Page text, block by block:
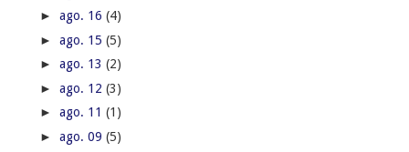
► ago. 16 (4)
► ago. 15 (5)
► ago. 13 (2)
► ago. 12 (3)
► ago. 11 (1)
► ago. 09 (5)